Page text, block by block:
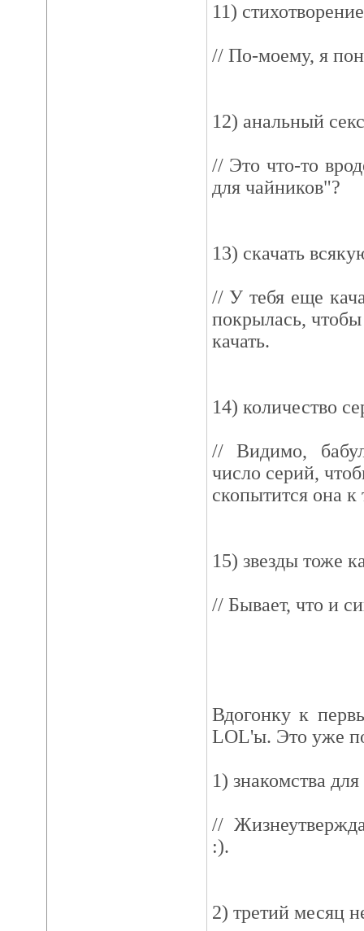
11)
// По-моему, я
12) анальный
// Это что-то
для чайников"?
13) скачать
// У тебя еще
покрылась,
качать.
14) количество
// Видимо,
число серий,
скопытится она
15) звезды тоже
// Бывает, что и
Вдогонку к
LOL'ы. Это уже
1) знакомства
//
:).
2) третий месяц